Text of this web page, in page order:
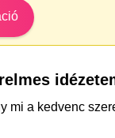
mi a kedvenc